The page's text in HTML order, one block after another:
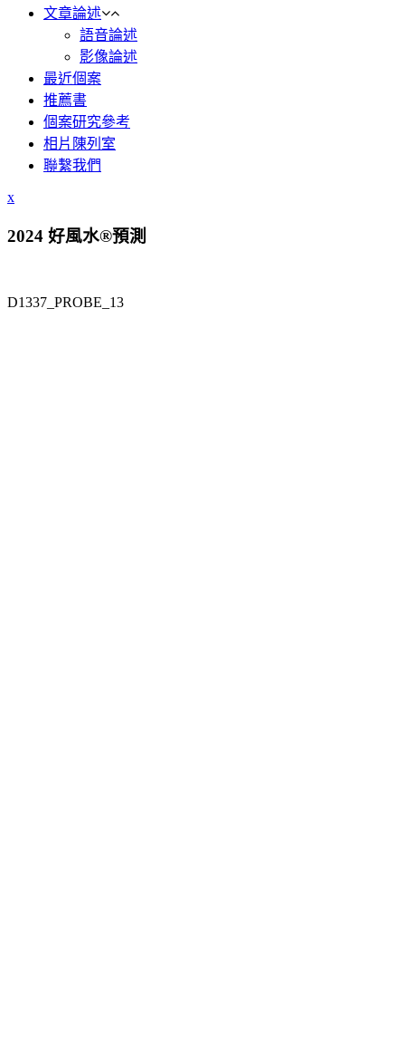
文章論述
語音論述
影像論述
最近個案
推薦書
個案研究參考
相片陳列室
聯繫我們
x
2024 好風水®預測